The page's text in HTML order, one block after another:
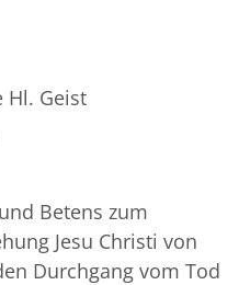
Hl. Geist
Betens zum
Jesu Christi von
Durchgang vom Tod